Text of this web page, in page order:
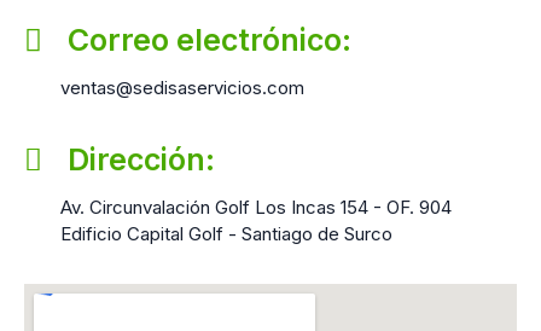
Correo electrónico:
ventas@sedisaservicios.com
Dirección:
Av. Circunvalación Golf Los Incas 154 - OF. 904
Edificio Capital Golf - Santiago de Surco